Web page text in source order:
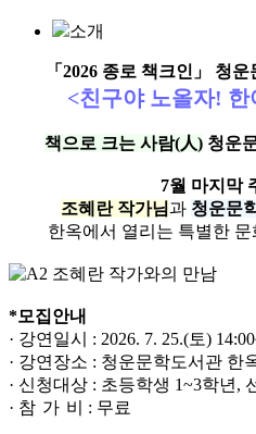
소개
「2026 종로 책크인」 청
<친구야 노올자!
책으로 크는 사람(人)청운
7월 마지막
조혜란 작가님과 청운문
한옥에서 열리는 특별한 문
*모집안내
· 강연일시 : 2026. 7. 25.(토)
· 강연장소 : 청운문학도서관 한
· 신청대상 : 초등학생 1~3학년,
· 참 가 비 : 무료